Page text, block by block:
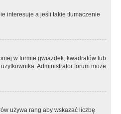
interesuje a jeśli takie tłumaczenie
w formie gwiazdek, kwadratów lub
Administrator forum może
używa rang aby wskazać liczbę